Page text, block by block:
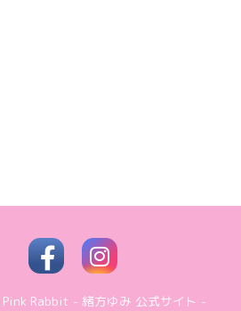
Pink Rabbit - 緒方ゆみ 公式サイト -